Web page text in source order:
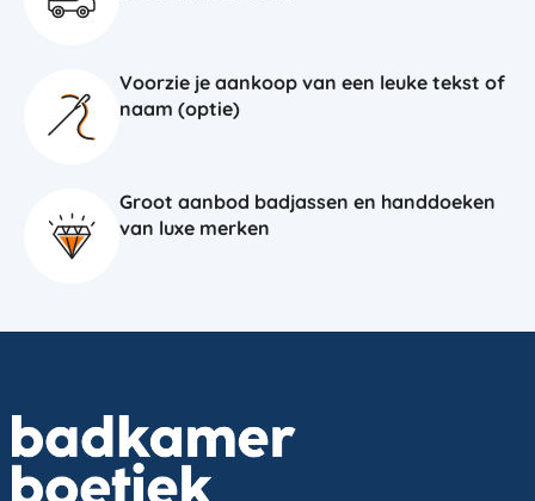
Voorzie je aankoop van een leuke tekst of
naam (optie)
Groot aanbod badjassen en handdoeken
van luxe merken